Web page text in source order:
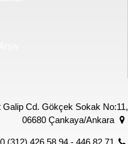
Cd. Gökçek Sokak No:11,
06680 Çankaya/Ankara